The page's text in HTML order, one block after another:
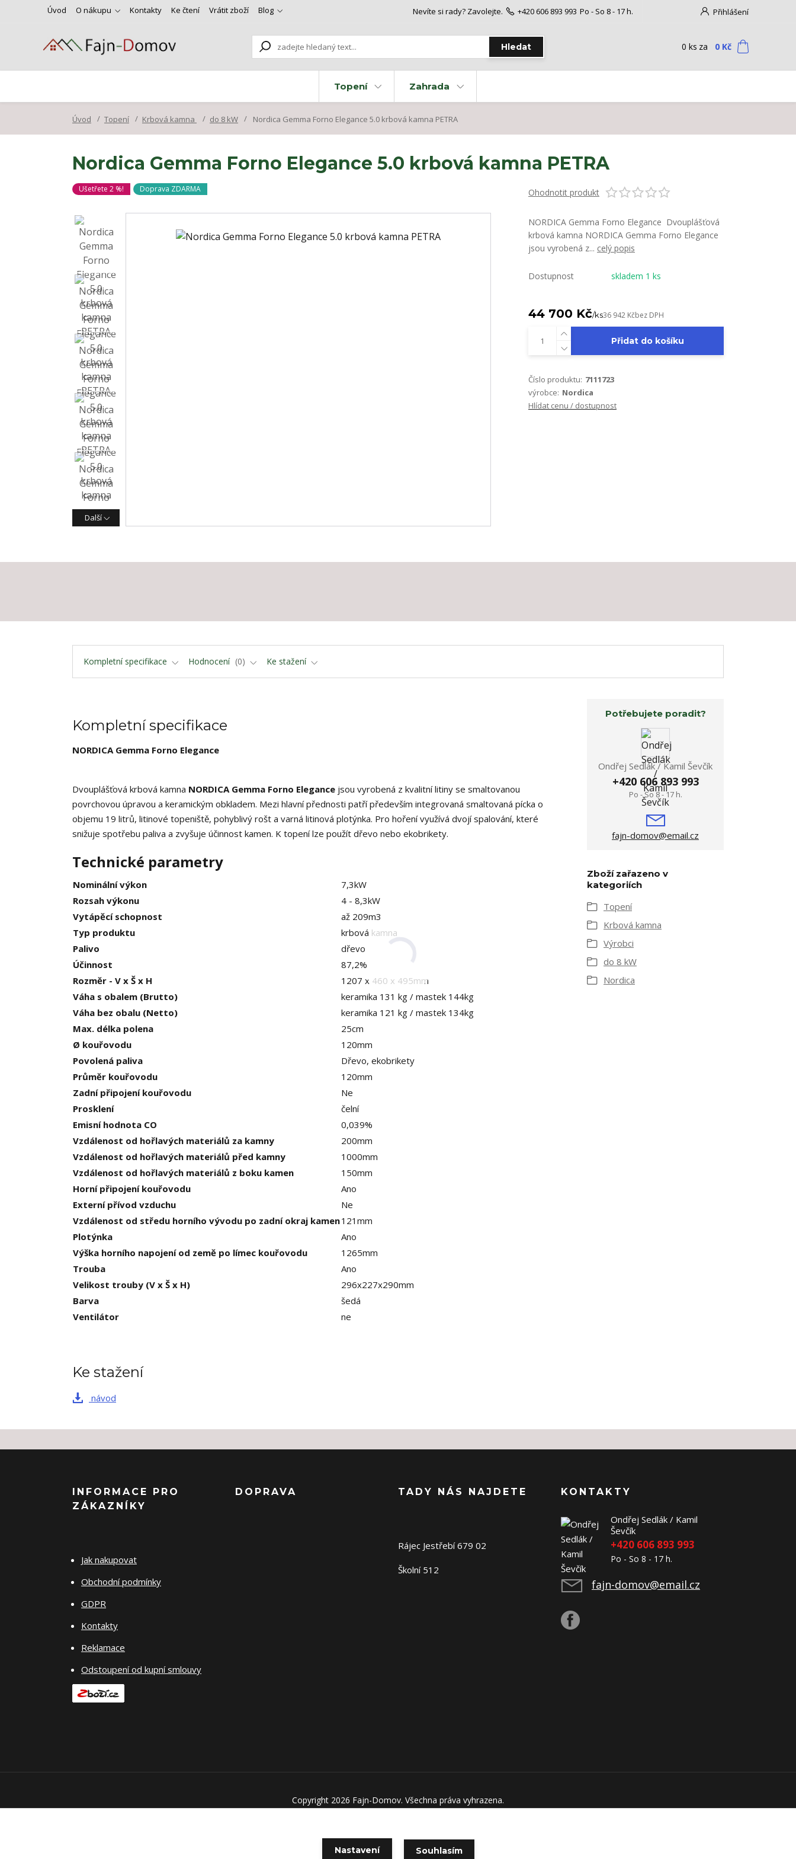
Úvod O nákupu Kontakty Ke čtení Vrátit zboží Blog Přihlášení
Hledat
Nevíte si rady? Zavolejte. +420 606 893 993 Po - So 8 - 17 h.
0 ks za 0 Kč
Topení Zahrada
Úvod Topení Krbová kamna do 8 kW Nordica Gemma Forno Elegance 5.0 krbová kamna PETRA
Nordica Gemma Forno Elegance 5.0 krbová kamna PETRA
Ušetřete 2 %! Doprava ZDARMA
Další
Ohodnotit produkt
NORDICA Gemma Forno Elegance Dvouplášťová
krbová kamna NORDICA Gemma Forno Elegance
jsou vyrobená z... celý popis
Dostupnost skladem 1 ks
44 700 Kč/ks36 942 Kčbez DPH
Přidat do košíku
Číslo produktu: 7111723
výrobce: Nordica
Hlídat cenu / dostupnost
Kompletní specifikace Hodnocení 0 Ke stažení
Kompletní specifikace
NORDICA Gemma Forno Elegance
Dvouplášťová krbová kamna NORDICA Gemma Forno Elegance jsou vyrobená z kvalitní litiny se smaltovanou
povrchovou úpravou a keramickým obkladem. Mezi hlavní přednosti patří především integrovaná smaltovaná pícka o
objemu 19 litrů, litinové topeniště, pohyblivý rošt a varná litinová plotýnka. Pro hoření využívá dvojí spalování, které
snižuje spotřebu paliva a zvyšuje účinnost kamen. K topení lze použít dřevo nebo ekobrikety.
Technické parametry
Nominální výkon
7,3kW
Rozsah výkonu
4 - 8,3kW
Vytápěcí schopnost
až 209m3
Typ produktu
krbová kamna
Palivo
dřevo
Účinnost
87,2%
Rozměr - V x Š x H
1207 x 460 x 495mm
Váha s obalem (Brutto)
keramika 131 kg / mastek 144kg
Váha bez obalu (Netto)
keramika 121 kg / mastek 134kg
Max. délka polena
25cm
Ø kouřovodu
120mm
Povolená paliva
Dřevo, ekobrikety
Průměr kouřovodu
120mm
Zadní připojení kouřovodu
Ne
Prosklení
čelní
Emisní hodnota CO
0,039%
Vzdálenost od hořlavých materiálů za kamny
200mm
Vzdálenost od hořlavých materiálů před kamny
1000mm
Vzdálenost od hořlavých materiálů z boku kamen
150mm
Horní připojení kouřovodu
Ano
Externí přívod vzduchu
Ne
Vzdálenost od středu horního vývodu po zadní okraj kamen121mm
Plotýnka
Ano
Výška horního napojení od země po límec kouřovodu
1265mm
Trouba
Ano
Velikost trouby (V x Š x H)
296x227x290mm
Barva
šedá
Ventilátor
ne
Potřebujete poradit?
Ondřej Sedlák / Kamil Ševčík
+420 606 893 993
Po - So 8 - 17 h.
fajn-domov@email.cz
Zboží zařazeno v
kategoriích
Topení
Krbová kamna
Výrobci
do 8 kW
Nordica
Ke stažení
návod
INFORMACE PRO
ZÁKAZNÍKY
Jak nakupovat
Obchodní podmínky
GDPR
Kontakty
Reklamace
Odstoupení od kupní smlouvy
DOPRAVA TADY NÁS NAJDETE
Rájec Jestřebí 679 02
Školní 512
KONTAKTY
Ondřej Sedlák / Kamil
Ševčík
+420 606 893 993
Po - So 8 - 17 h.
fajn-domov@email.cz
Copyright 2026 Fajn-Domov. Všechna práva vyhrazena.
Nastavení Souhlasím